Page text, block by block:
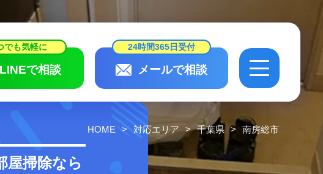
でも気軽に
LINEで相談
24時間365日受付
メールで相談
も気軽に
で相談
24時間365日受付
メールで相談
スタッフ紹介
HOME 対応エリア 千葉県 南房総市
屋掃除なら